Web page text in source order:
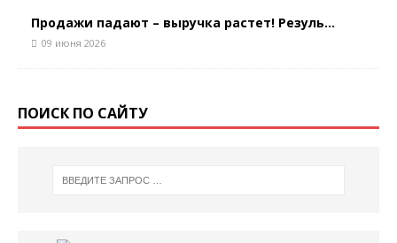
Продажи падают – выручка растет! Резуль...
09 июня 2026
ПОИСК ПО САЙТУ